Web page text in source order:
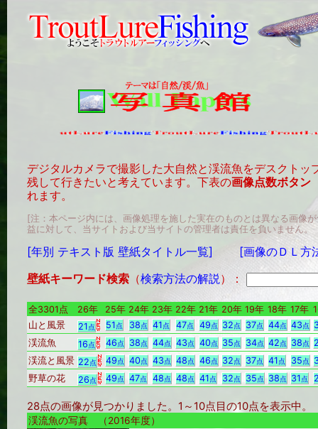
デジタルカメラで撮影した大自然と渓流魚をデスクト
残して行きたいと考えています。下表の画像点数ボタン
れます。
[注：本ページ内には、画像処理を施した実在のものとは異なる画像
益に対して、当サイトおよび当サイトの管理者は責任を負い
[年別 テキスト版 壁紙タイトル一覧]
[画像のＤＬ方
壁紙キーワード検索 （検索方法の解説）：
全3301点 26年 25年 24年 23年 22年 21年 20年 19年 18年 17年
山と風景
21点 51点 38点 41点 47点 49点 32点 37点 44点 43点
渓流魚
16点 46点 38点 44点 43点 40点 35点 34点 42点 38点
渓流と風景 22点 49点 40点 43点 48点 46点 32点 37点 41点 35点
野草の花
26点 49点 47点 48点 48点 41点 32点 35点 38点 31点
28点の画像が見つかりました。1～10点目の10点を表示中
渓流魚の写真 （2016年度）